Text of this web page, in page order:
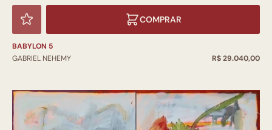
COMPRAR
BABYLON 5
GABRIEL NEHEMY
R$ 29.040,00